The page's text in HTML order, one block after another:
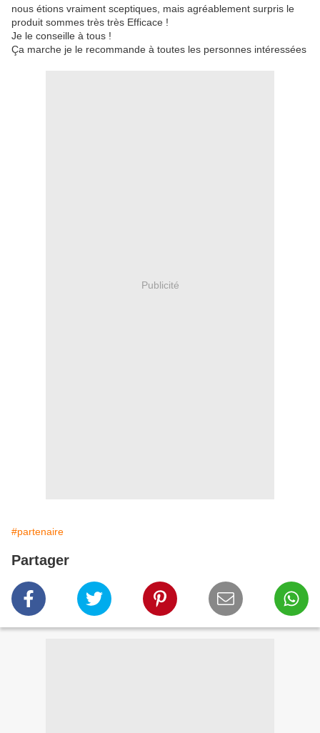
nous étions vraiment sceptiques, mais agréablement surpris le
produit sommes très très Efficace !
Je le conseille à tous !
Ça marche je le recommande à toutes les personnes intéressées
Publicité
#partenaire
Partager